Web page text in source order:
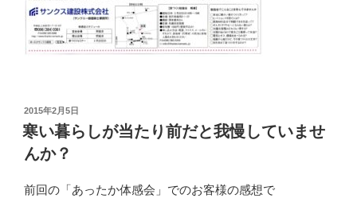
投
稿
日:
2015年2月5日
寒い暮らしが当たり前だと我慢していませ
んか？
前回の「あったか体感会」でのお客様の感想で